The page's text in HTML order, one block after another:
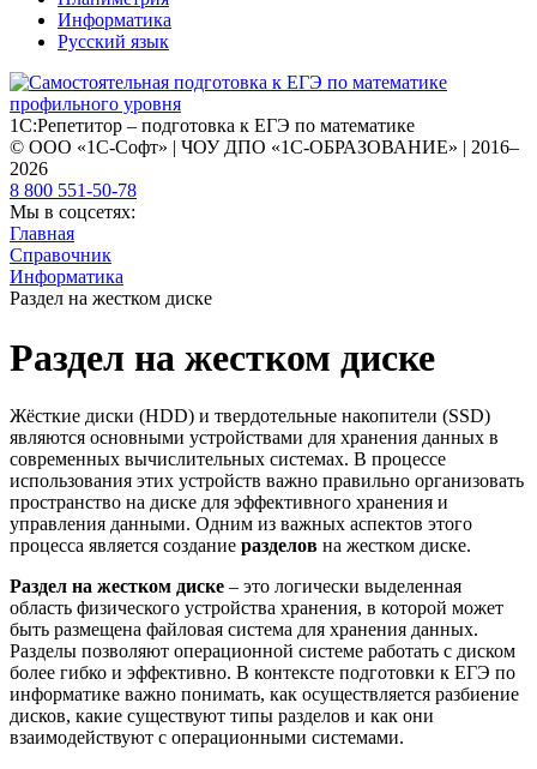
Информатика
Русский язык
1С:Репетитор – подготовка к ЕГЭ по математике
© ООО «1С-Софт» | ЧОУ ДПО «1С-ОБРАЗОВАНИЕ» | 2016–
2026
8 800 551-50-78
Мы в соцсетях:
Главная
Справочник
Информатика
Раздел на жестком диске
Раздел на жестком диске
Жёсткие диски (HDD) и твердотельные накопители (SSD)
являются основными устройствами для хранения данных в
современных вычислительных системах. В процессе
использования этих устройств важно правильно организовать
пространство на диске для эффективного хранения и
управления данными. Одним из важных аспектов этого
процесса является создание разделов на жестком диске.
Раздел на жестком диске – это логически выделенная
область физического устройства хранения, в которой может
быть размещена файловая система для хранения данных.
Разделы позволяют операционной системе работать с диском
более гибко и эффективно. В контексте подготовки к ЕГЭ по
информатике важно понимать, как осуществляется разбиение
дисков, какие существуют типы разделов и как они
взаимодействуют с операционными системами.